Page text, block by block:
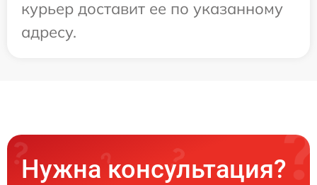
курьер доставит ее по указанному
адресу.
Нужна консультация?